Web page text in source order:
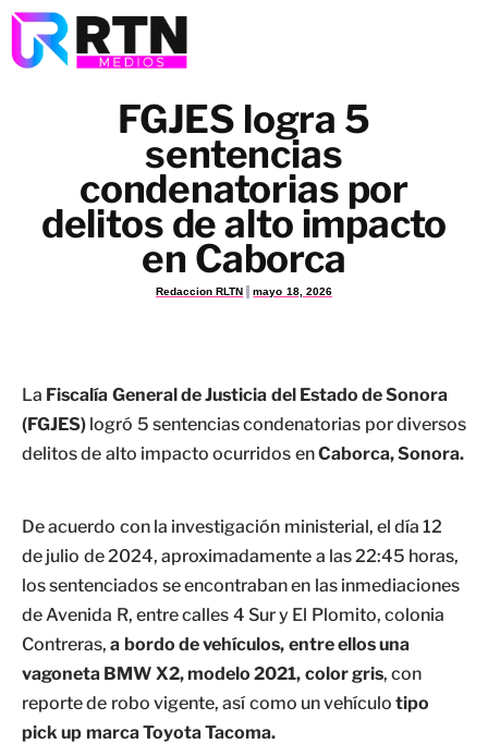
FGJES logra 5
sentencias
condenatorias por
delitos de alto impacto
en Caborca
Redaccion RLTN mayo 18, 2026
La Fiscalía General de Justicia del Estado de Sonora
(FGJES) logró 5 sentencias condenatorias por diversos
delitos de alto impacto ocurridos enCaborca, Sonora.
De acuerdo con la investigación ministerial, el día 12
de julio de 2024, aproximadamente a las 22:45 horas,
los sentenciados se encontraban en las inmediaciones
de Avenida R, entre calles 4 Sur y El Plomito, colonia
Contreras,a bordo de vehículos, entre ellos una
vagoneta BMW X2, modelo 2021, color gris, con
reporte de robo vigente, así como un vehículotipo
pick up marca Toyota Tacoma.